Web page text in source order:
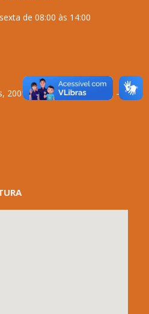
de 08:00 às 14:00
2001 \ Centro \ ANAPURUS – MA